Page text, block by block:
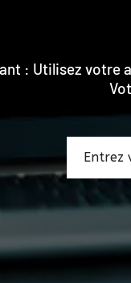
: Utilisez votre